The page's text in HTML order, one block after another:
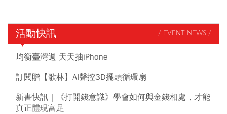
活動快訊 / EVENT NEWS /
均衡臺灣週 天天抽iPhone
訂閱贈【歌林】AI聲控3D擺頭循環扇
新書快訊｜《打開錢意識》學會如何與金錢相處，才能
真正體現富足